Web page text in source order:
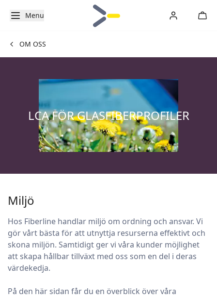
Menu
OM OSS
LCA FÖR GLASFIBERPROFILER
Miljö
Hos Fiberline handlar miljö om ordning och ansvar. Vi
gör vårt bästa för att utnyttja resurserna effektivt och
skona miljön. Samtidigt ger vi våra kunder möjlighet
att skapa hållbar tillväxt med oss som en del i deras
värdekedja.
På den här sidan får du en överblick över våra